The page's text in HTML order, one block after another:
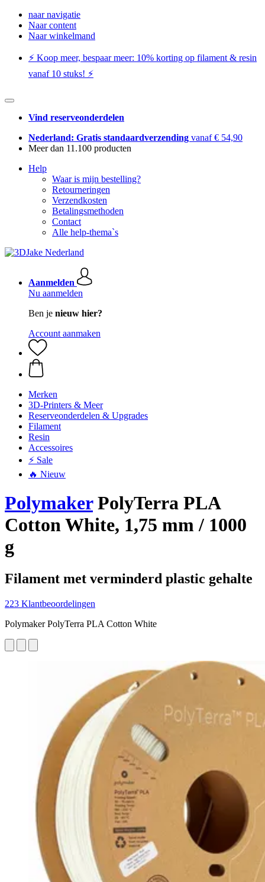
naar navigatie
Naar content
Naar winkelmand
⚡️ Koop meer, bespaar meer: ​​10% korting op filament & resin
vanaf 10 stuks! ⚡️
Vind reserveonderdelen
Nederland: Gratis standaardverzending vanaf € 54,90
Meer dan 11.100 producten
Help
Waar is mijn bestelling?
Retourneringen
Verzendkosten
Betalingsmethoden
Contact
Alle help-thema`s
Aanmelden
Nu aanmelden
Ben je nieuw hier?
Account aanmaken
Merken
3D-Printers & Meer
Reserveonderdelen & Upgrades
Filament
Resin
Accessoires
⚡ Sale
🔥 Nieuw
PolymakerPolyTerra PLA
Cotton White, 1,75 mm / 1000
g
Filament met verminderd plastic gehalte
223 Klantbeoordelingen
Polymaker PolyTerra PLA Cotton White